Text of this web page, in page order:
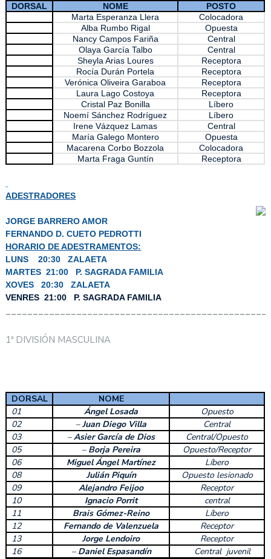
DORSAL NOME
POSTO
Marta Esperanza Llera
Colocadora
Alba Rumbo Rigal
Opuesta
Nancy Campos Fariña
Central
Olaya García Talbo
Central
Sheyla Arias Loures
Receptora
Rocía Durán Portela
Receptora
Verónica Oliveira Garaboa
Receptora
Laura Lago Costoya
Receptora
Cristal Paz Bonilla
Líbero
Noemí Sánchez Rodríguez
Líbero
Irene Vázquez Lamas
Central
María Galego Montero
Opuesta
Macarena Corbo Bozzola
Colocadora
Marta Fraga Guntín
Receptora
ADESTRADORES
JORGE BARRERO AMOR
FERNANDO D. CUETO PEDROTTI
HORARIO DE ADESTRAMENTOS:
LUNS 20:30 ZALAETA
MARTES 21:00 P. SAGRADA FAMILIA
XOVES 20:30 ZALAETA
VENRES 21:00 P. SAGRADA FAMILIA
1ª DIVISIÓN MASCULINA
DORSAL
NOME
01
Ángel Losada
Opuesto
02
–Juan Diego Villa
Central
03
–Asier García de Dios
Central/Opuesto
05
– Borja Pereira
Opuesto/Receptor
06
Miguel Ángel Martínez
Líbero
08
Julián Piquín
Opuesto lesionado
09
Alejandro Feijoo
Receptor
10
Ignacio Porrit
central
11
Brais Gómez-Reino
Líbero
12
Fernando de Valenzuela
Receptor
13
Jorge Lendoiro
Receptor
16
– Daniel Espasandín Central juvenil